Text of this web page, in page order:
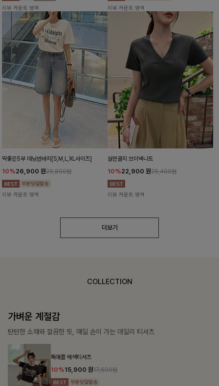
리뷰 카운트 영역 리뷰 카운트 영역
딱좋은5부 데님반바지[S,M,L,XL사이즈]
10%26,900 원29,800원
리뷰 카운트 영역
샬븐골지 브이넥니트
10%22,900 원25,400원
리뷰 카운트 영역
더보기
COLLECTION
가장 쉬운 코디
특별한 날부터 일상까지 함께하는 룩
[주문폭주/군살삭제]젤링클프리 카라원피스
18%27,900 원34,000원